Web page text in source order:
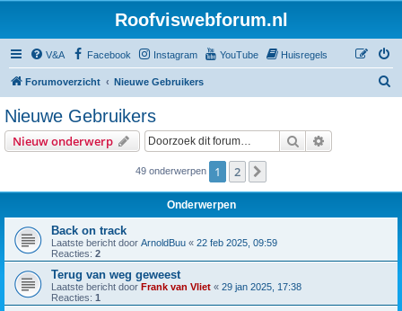
Roofviswebforum.nl
V&A Facebook Instagram YouTube Huisregels
Forumoverzicht Nieuwe Gebruikers
Nieuwe Gebruikers
Nieuw onderwerp Zoek
49 onderwerpen 1 2
Onderwerpen
Back on track
Laatste bericht door ArnoldBuu « 22 feb 2025, 09:59
Reacties: 2
Terug van weg geweest
Laatste bericht door Frank van Vliet « 29 jan 2025, 17:38
Reacties: 1